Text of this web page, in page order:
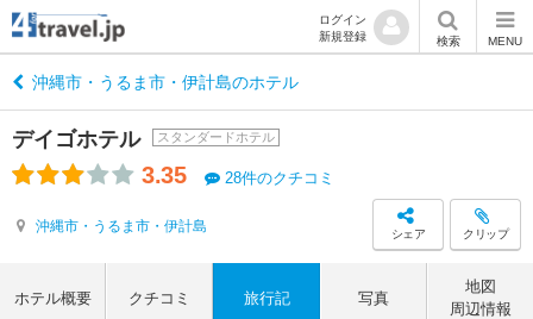
ログイン
新規登録
検索 MENU
沖縄市・うるま市・伊計島のホテル
デイゴホテル スタンダードホテル
3.35 28件のクチコミ
沖縄市・うるま市・伊計島 シェア クリップ
ホテル概要 クチコミ 旅行記 写真
地図
周辺情報